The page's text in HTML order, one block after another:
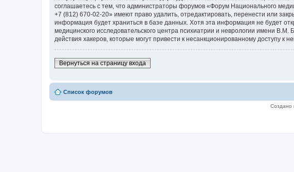
соглашаетесь с тем, что администраторы форумов «Форум Национального
+7 (812) 670-02-20» имеют право удалить, отредактировать, перенести или
информация будет храниться в базе данных. Хотя эта информация не будет
медицинского исследовательского центра психиатрии и неврологии имени
действия хакеров, которые могут привести к несанкционированному доступу к
Вернуться на страницу входа
Список форумов
Создано